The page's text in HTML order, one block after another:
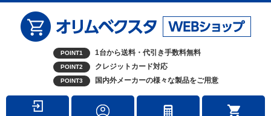
POINT1 1台から送料・代引き手数料無料
POINT2 クレジットカード対応
POINT3 国内外メーカーの様々な製品をご用意